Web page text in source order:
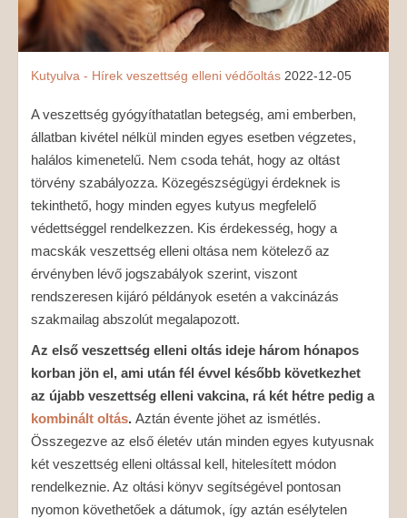
Kutyulva - Hírek veszettség elleni védőoltás 2022-12-05
A veszettség gyógyíthatatlan betegség, ami emberben,
állatban kivétel nélkül minden egyes esetben végzetes,
halálos kimenetelű. Nem csoda tehát, hogy az oltást
törvény szabályozza. Közegészségügyi érdeknek is
tekinthető, hogy minden egyes kutyus megfelelő
védettséggel rendelkezzen. Kis érdekesség, hogy a
macskák veszettség elleni oltása nem kötelező az
érvényben lévő jogszabályok szerint, viszont
rendszeresen kijáró példányok esetén a vakcinázás
szakmailag abszolút megalapozott.
Az első veszettség elleni oltás ideje három hónapos
korban jön el, ami után fél évvel később következhet
az újabb veszettség elleni vakcina, rá két hétre pedig a
kombinált oltás. Aztán évente jöhet az ismétlés.
Összegezve az első életév után minden egyes kutyusnak
két veszettség elleni oltással kell, hitelesített módon
rendelkeznie. Az oltási könyv segítségével pontosan
nyomon követhetőek a dátumok, így aztán esélytelen